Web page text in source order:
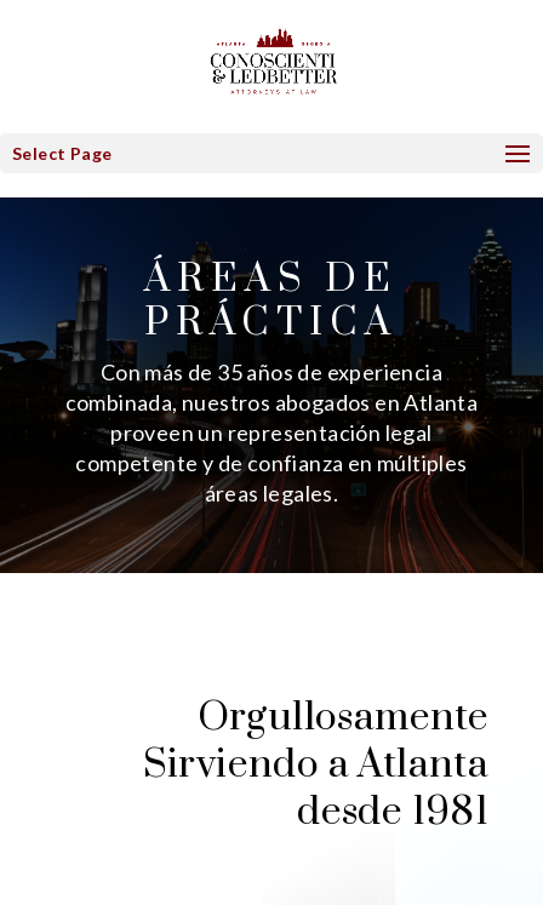
Select Page
ÁREAS DE
PRÁCTICA
Con más de 35 años de experiencia
combinada, nuestros abogados en Atlanta
proveen un representación legal
competente y de confianza en múltiples
áreas legales.
Orgullosamente
Sirviendo a Atlanta
desde 1981